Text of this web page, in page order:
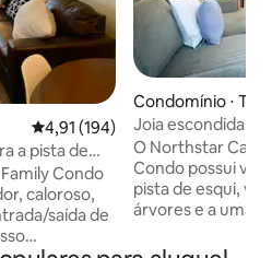
4,91 de uma avaliação média de
4,91 (194)
a pista de
e saída
Condo
caloroso,
saída de
Condomínio ⋅
Joia escondida
com entrada/
Northstar
O Northstar
Condo possui
pista de esqui,
árvores e a uma
gosto com